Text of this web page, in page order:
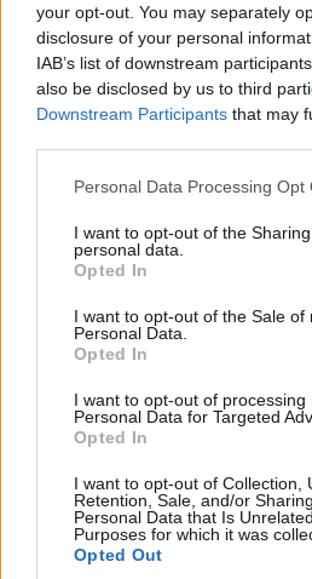
your opt-out. You may separately
disclosure of your personal
IAB’s list of downstream
also be disclosed by us to third
Downstream Participants that may
Please note that this website/app
not limited to your visit or usage
grant or deny consent to Google
use your data for below specified
consent section.
Personal Data Processing Opt
I want to opt-out of the
personal data.
Opted In
I want to opt-out of the Sale of
Personal Data.
Opted In
I want to opt-out of processing
Personal Data for Targeted
Opted In
I want to opt-out of Collection,
Retention, Sale, and/or
Personal Data that Is
Purposes for which it was
Opted Out
ΠΕΡΙΣΣΟΤΕΡΑ ΑΠΟ
Πάτμος: Η παραλία-
γεμάτου μυστήριο